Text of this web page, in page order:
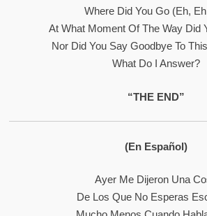
Where Did You Go (Eh,
At What Moment Of The Way Did
Nor Did You Say Goodbye To
What Do I Answer?
“THE END”
(En Español)
Ayer Me Dijeron Una
De Los Que No Esperas